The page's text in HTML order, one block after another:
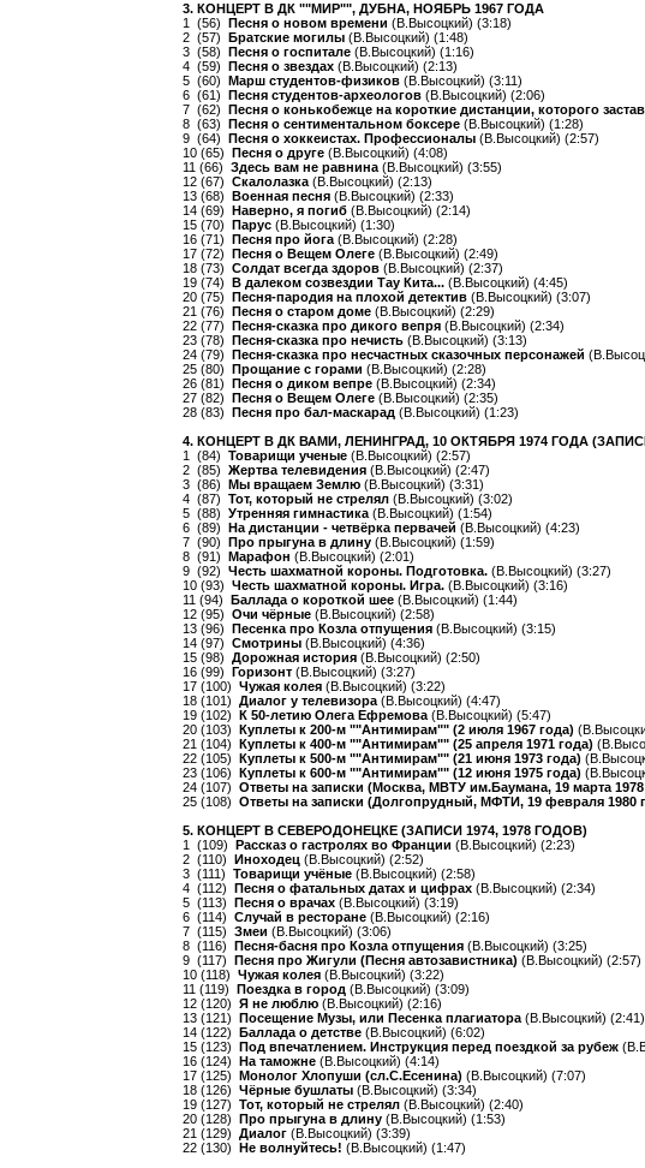
3. КОНЦЕРТ В ДК ""МИР"", ДУБНА, НОЯБРЬ 1967 ГОДА
1 (56) Песня о новом времени (В.Высоцкий) (3:18)
2 (57) Братские могилы (В.Высоцкий) (1:48)
3 (58) Песня о госпитале (В.Высоцкий) (1:16)
4 (59) Песня о звездах (В.Высоцкий) (2:13)
5 (60) Марш студентов-физиков (В.Высоцкий) (3:11)
6 (61) Песня студентов-археологов (В.Высоцкий) (2:06)
7 (62) Песня о конькобежце на короткие дистанции, которого
8 (63) Песня о сентиментальном боксере (В.Высоцкий) (1:28)
9 (64) Песня о хоккеистах. Профессионалы (В.Высоцкий) (2:57)
10 (65) Песня о друге (В.Высоцкий) (4:08)
11 (66) Здесь вам не равнина (В.Высоцкий) (3:55)
12 (67) Скалолазка (В.Высоцкий) (2:13)
13 (68) Военная песня (В.Высоцкий) (2:33)
14 (69) Наверно, я погиб (В.Высоцкий) (2:14)
15 (70) Парус (В.Высоцкий) (1:30)
16 (71) Песня про йога (В.Высоцкий) (2:28)
17 (72) Песня о Вещем Олеге (В.Высоцкий) (2:49)
18 (73) Солдат всегда здоров (В.Высоцкий) (2:37)
19 (74) В далеком созвездии Тау Кита... (В.Высоцкий) (4:45)
20 (75) Песня-пародия на плохой детектив (В.Высоцкий) (3:07)
21 (76) Песня о старом доме (В.Высоцкий) (2:29)
22 (77) Песня-сказка про дикого вепря (В.Высоцкий) (2:34)
23 (78) Песня-сказка про нечисть (В.Высоцкий) (3:13)
24 (79) Песня-сказка про несчастных сказочных персонажей
25 (80) Прощание с горами (В.Высоцкий) (2:28)
26 (81) Песня о диком вепре (В.Высоцкий) (2:34)
27 (82) Песня о Вещем Олеге (В.Высоцкий) (2:35)
28 (83) Песня про бал-маскарад (В.Высоцкий) (1:23)
4. КОНЦЕРТ В ДК ВАМИ, ЛЕНИНГРАД, 10 ОКТЯБРЯ 1974 ГОДА
1 (84) Товарищи ученые (В.Высоцкий) (2:57)
2 (85) Жертва телевидения (В.Высоцкий) (2:47)
3 (86) Мы вращаем Землю (В.Высоцкий) (3:31)
4 (87) Тот, который не стрелял (В.Высоцкий) (3:02)
5 (88) Утренняя гимнастика (В.Высоцкий) (1:54)
6 (89) На дистанции - четвёрка первачей (В.Высоцкий) (4:23)
7 (90) Про прыгуна в длину (В.Высоцкий) (1:59)
8 (91) Марафон (В.Высоцкий) (2:01)
9 (92) Честь шахматной короны. Подготовка. (В.Высоцкий) (3:27)
10 (93) Честь шахматной короны. Игра. (В.Высоцкий) (3:16)
11 (94) Баллада о короткой шее (В.Высоцкий) (1:44)
12 (95) Очи чёрные (В.Высоцкий) (2:58)
13 (96) Песенка про Козла отпущения (В.Высоцкий) (3:15)
14 (97) Смотрины (В.Высоцкий) (4:36)
15 (98) Дорожная история (В.Высоцкий) (2:50)
16 (99) Горизонт (В.Высоцкий) (3:27)
17 (100) Чужая колея (В.Высоцкий) (3:22)
18 (101) Диалог у телевизора (В.Высоцкий) (4:47)
19 (102) К 50-летию Олега Ефремова (В.Высоцкий) (5:47)
20 (103) Куплеты к 200-м ""Антимирам"" (2 июля 1967 года)
21 (104) Куплеты к 400-м ""Антимирам"" (25 апреля 1971 года)
22 (105) Куплеты к 500-м ""Антимирам"" (21 июня 1973 года)
23 (106) Куплеты к 600-м ""Антимирам"" (12 июня 1975 года)
24 (107) Ответы на записки (Москва, МВТУ им.Баумана, 19 марта 1978
25 (108) Ответы на записки (Долгопрудный, МФТИ, 19 февраля 1980
5. КОНЦЕРТ В СЕВЕРОДОНЕЦКЕ (ЗАПИСИ 1974, 1978 ГОДОВ)
1 (109) Рассказ о гастролях во Франции (В.Высоцкий) (2:23)
2 (110) Иноходец (В.Высоцкий) (2:52)
3 (111) Товарищи учёные (В.Высоцкий) (2:58)
4 (112) Песня о фатальных датах и цифрах (В.Высоцкий) (2:34)
5 (113) Песня о врачах (В.Высоцкий) (3:19)
6 (114) Случай в ресторане (В.Высоцкий) (2:16)
7 (115) Змеи (В.Высоцкий) (3:06)
8 (116) Песня-басня про Козла отпущения (В.Высоцкий) (3:25)
9 (117) Песня про Жигули (Песня автозавистника) (В.Высоцкий) (2:57)
10 (118) Чужая колея (В.Высоцкий) (3:22)
11 (119) Поездка в город (В.Высоцкий) (3:09)
12 (120) Я не люблю (В.Высоцкий) (2:16)
13 (121) Посещение Музы, или Песенка плагиатора (В.Высоцкий) (2:41)
14 (122) Баллада о детстве (В.Высоцкий) (6:02)
15 (123) Под впечатлением. Инструкция перед поездкой за рубеж
16 (124) На таможне (В.Высоцкий) (4:14)
17 (125) Монолог Хлопуши (сл.С.Есенина) (В.Высоцкий) (7:07)
18 (126) Чёрные бушлаты (В.Высоцкий) (3:34)
19 (127) Тот, который не стрелял (В.Высоцкий) (2:40)
20 (128) Про прыгуна в длину (В.Высоцкий) (1:53)
21 (129) Диалог (В.Высоцкий) (3:39)
22 (130) Не волнуйтесь! (В.Высоцкий) (1:47)